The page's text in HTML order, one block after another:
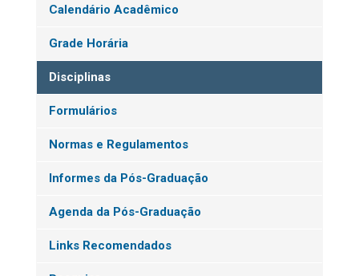
Calendário Acadêmico
Grade Horária
Disciplinas
Formulários
Normas e Regulamentos
Informes da Pós-Graduação
Agenda da Pós-Graduação
Links Recomendados